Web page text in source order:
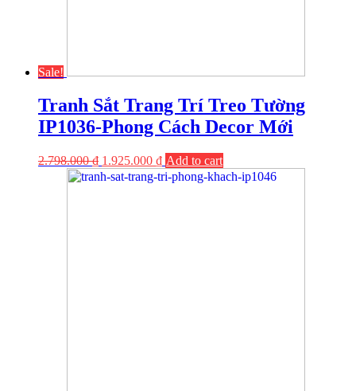
Sale!
Tranh Sắt Trang Trí Treo Tường
IP1036-Phong Cách Decor Mới
2.798.000₫ 1.925.000 ₫ Add to cart